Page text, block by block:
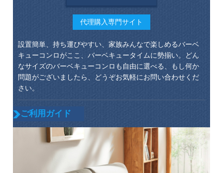
代理購入専門サイト
設置簡単、持ち運びやすい、家族みんなで楽しめるバーベ
キューコンロがここ、バーベキュータイムに勢揃い。どん
なサイズのバーベキューコンロも自由に選べる、もし何か
問題がございましたら、どうぞお気軽にお問い合わせくだ
さい。
ご利用ガイド